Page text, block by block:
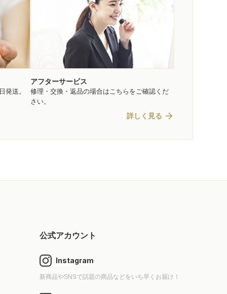
発送。
アフターサービス
修理・交換・返品の場合はこちらをご確認くだ
さい。
詳しく見る arrow_forward
公式アカウント
Instagram
新商品やSNSで話題の商品などをいち早くお届け！